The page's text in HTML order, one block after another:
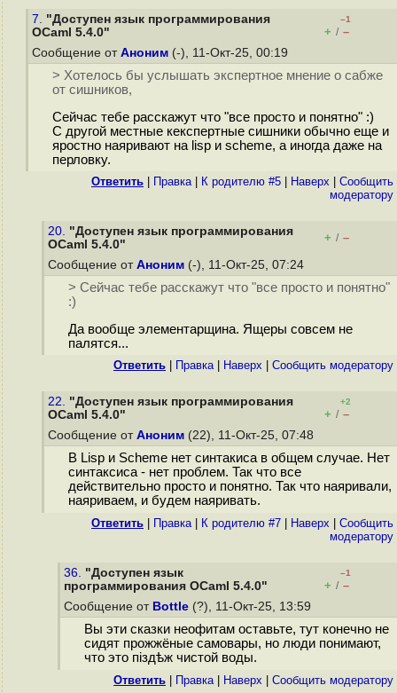
7. "Доступен язык программирования
OCaml 5.4.0"
–1
+ / –
Сообщение от Аноним (-), 11-Окт-25, 00:19
> Хотелось бы услышать экспертное мнение о сабже
от сишников,
Сейчас тебе расскажут что "все просто и понятно" :)
С другой местные кекспертные сишники обычно еще и
яростно наяривают на lisp и scheme, а иногда даже на
перловку.
Ответить Правка| К родителю #5 Наверх
Cообщить
модератору
20. "Доступен язык программирования
OCaml 5.4.0"
+ / –
Сообщение от Аноним (-), 11-Окт-25, 07:24
> Сейчас тебе расскажут что "все просто и понятно"
:)
Да вообще элементарщина. Ящеры совсем не
палятся...
Ответить Правка| Наверх Cообщить модератору
22. "Доступен язык программирования
OCaml 5.4.0"
+2
+ / –
Сообщение от Аноним (22), 11-Окт-25, 07:48
В Lisp и Sсheme нет синтакиса в общем случае. Нет
синтаксиса - нет проблем. Так что все
действительно просто и понятно. Так что наяривали,
наяриваем, и будем наяривать.
Ответить Правка| К родителю #7 Наверх
Cообщить
модератору
36. "Доступен язык
программирования OCaml 5.4.0"
–1
+ / –
Сообщение от Bottle (?), 11-Окт-25, 13:59
Вы эти сказки неофитам оставьте, тут конечно не
сидят прожжёные самовары, но люди понимают,
что это піздѣж чистой воды.
Ответить Правка| Наверх Cообщить модератору